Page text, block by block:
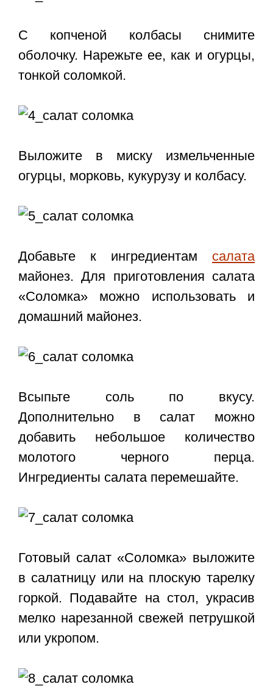
С копченой колбасы снимите
оболочку. Нарежьте ее, как и огурцы,
тонкой соломкой.
Выложите в миску измельченные
огурцы, морковь, кукурузу и колбасу.
Добавьте к ингредиентам салата
майонез. Для приготовления салата
«Соломка» можно использовать и
домашний майонез.
Всыпьте соль по вкусу.
Дополнительно в салат можно
добавить небольшое количество
молотого черного перца.
Ингредиенты салата перемешайте.
Готовый салат «Соломка» выложите
в салатницу или на плоскую тарелку
горкой. Подавайте на стол, украсив
мелко нарезанной свежей петрушкой
или укропом.